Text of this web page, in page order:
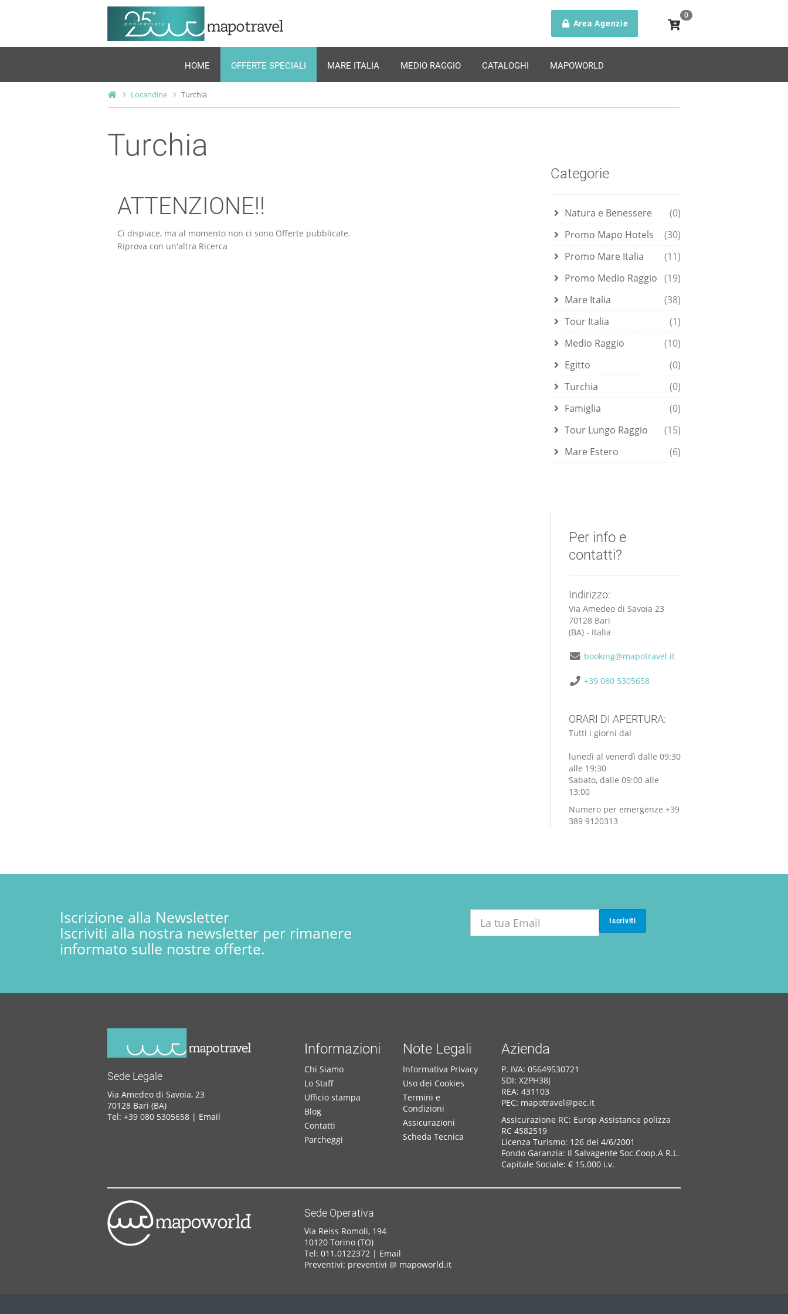
Area Agenzie
0
HOME OFFERTE SPECIALI MARE ITALIA MEDIO RAGGIO CATALOGHI MAPOWORLD
Locandine Turchia
Turchia
ATTENZIONE!!
Ci dispiace, ma al momento non ci sono Offerte pubblicate.
Riprova con un'altra Ricerca
Categorie
Natura e Benessere
(0)
Promo Mapo Hotels
(30)
Promo Mare Italia
(11)
Promo Medio Raggio (19)
Mare Italia
(38)
Tour Italia
(1)
Medio Raggio
(10)
Egitto
(0)
Turchia
(0)
Famiglia
(0)
Tour Lungo Raggio
(15)
Mare Estero
(6)
Per info e
contatti?
Indirizzo:
Via Amedeo di Savoia 23
70128 Bari
(BA) - Italia
booking@mapotravel.it
+39 080 5305658
ORARI DI APERTURA:
Tutti i giorni dal
lunedì al venerdì dalle 09:30
alle 19:30
Sabato, dalle 09:00 alle
13:00
Numero per emergenze +39
389 9120313
Iscrizione alla Newsletter
Iscriviti alla nostra newsletter per rimanere
informato sulle nostre offerte.
Iscriviti
Sede Legale
Via Amedeo di Savoia, 23
70128 Bari (BA)
Tel: +39 080 5305658 | Email
Informazioni
Chi Siamo
Lo Staff
Ufficio stampa
Blog
Contatti
Parcheggi
Note Legali
Informativa Privacy
Uso dei Cookies
Termini e
Condizioni
Assicurazioni
Scheda Tecnica
Azienda
P. IVA: 05649530721
SDI: X2PH38J
REA: 431103
PEC: mapotravel@pec.it
Assicurazione RC: Europ Assistance polizza
RC 4582519
Licenza Turismo: 126 del 4/6/2001
Fondo Garanzia: Il Salvagente Soc.Coop.A R.L.
Capitale Sociale: € 15.000 i.v.
Sede Operativa
Via Reiss Romoli, 194
10120 Torino (TO)
Tel: 011.0122372 | Email
Preventivi: preventivi @ mapoworld.it